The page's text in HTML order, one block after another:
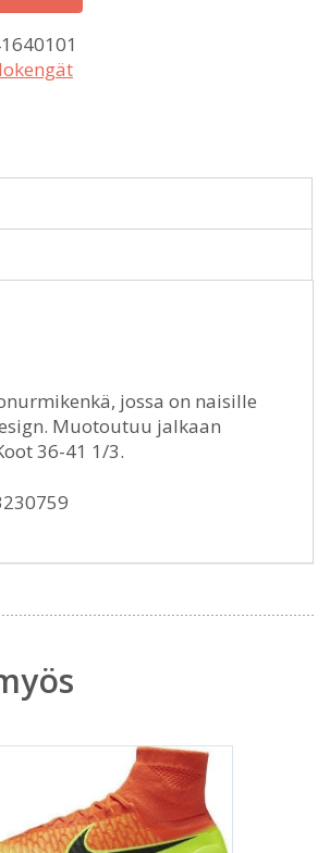
jossa on naisille
Muotoutuu jalkaan
36-41 1/3.